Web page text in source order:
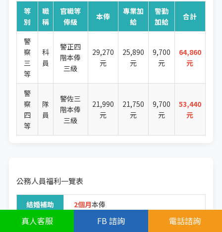
真人客服 FB 諮詢 電話諮詢
等
別
職
稱
官職等
俸級
本俸
專業加
給
警勤
加給
合計
警
察
三
等
科
員
警正四
階本俸
三級
29,270
元
25,890
元
9,700
元
64,860
元
警
察
四
等
隊
員
警佐三
階本俸
三級
21,990
元
21,750
元
9,700
元
53,440
元
公務人員福利一覽表
結婚補助 2個月本俸
生育補助
本俸